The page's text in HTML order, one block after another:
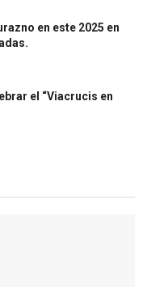
en este 2025 en
el “Viacrucis en